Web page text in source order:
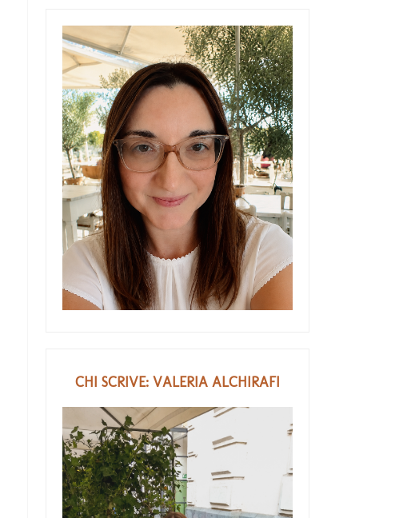
CHI SCRIVE: VALERIA ALCHIRAFI